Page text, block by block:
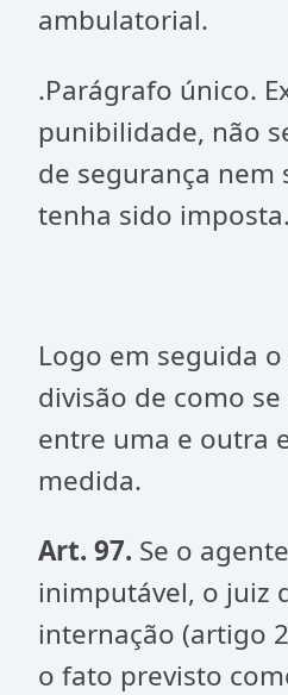
ambulatorial.
.Parágrafo único.
punibilidade, não
de segurança nem
tenha sido imposta.
Logo em seguida
divisão de como
entre uma e outra
medida.
Art. 97. Se o
inimputável, o juiz
internação (artigo
o fato previsto